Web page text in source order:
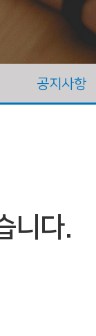
공지사항
니다.